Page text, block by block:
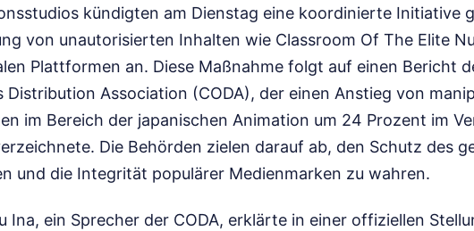
kündigten am Dienstag eine koordinierte Initiative
von unautorisierten Inhalten wie Classroom Of The Elite
Plattformen an. Diese Maßnahme folgt auf einen Bericht
Distribution Association (CODA), der einen Anstieg von
im Bereich der japanischen Animation um 24 Prozent im
Die Behörden zielen darauf ab, den Schutz des
und die Integrität populärer Medienmarken zu wahren.
Ina, ein Sprecher der CODA, erklärte in einer offiziellen